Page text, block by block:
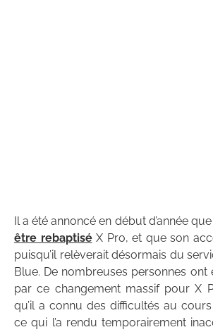
Il a été annoncé en début d’année
être rebaptiséX Pro, et que son
puisqu’il relèverait désormais du
Blue. De nombreuses personnes ont
par ce changement massif pour X
qu’il a connu des difficultés au
ce qui l’a rendu temporairement